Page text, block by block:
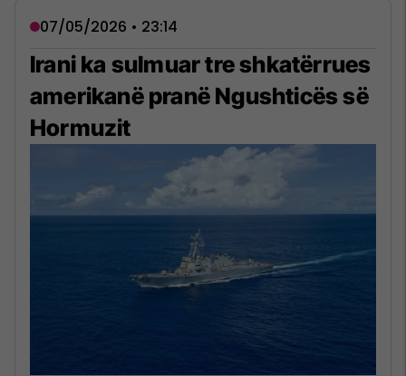
07/05/2026 • 23:14
Irani ka sulmuar tre shkatërrues
amerikanë pranë Ngushticës së
Hormuzit